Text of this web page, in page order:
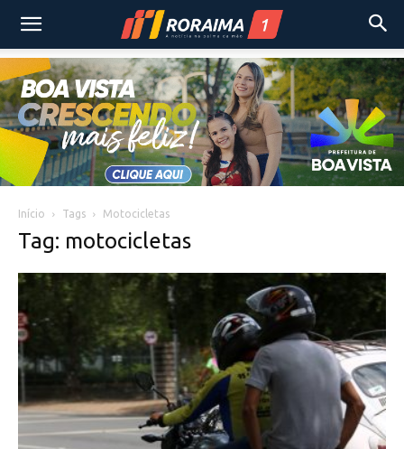
Início Tags Motocicletas
Tag: motocicletas